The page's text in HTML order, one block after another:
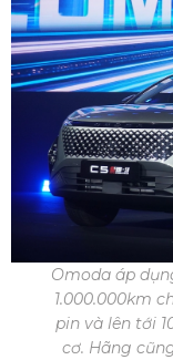
Omoda áp
1.000.000km
pin và lên tới
cơ. Hãng